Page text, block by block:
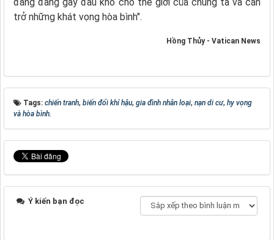
trở những khát vọng hòa bình".
Hồng Thủy - Vatican News
Tags: chiến tranh, biến đổi khí hậu, gia đình nhân loại, nạn di cư, hy vọng
và hòa bình.
Ý kiến bạn đọc